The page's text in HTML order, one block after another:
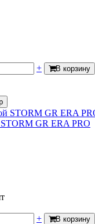
+ В корзину
GR ERA PRO
+ В корзину